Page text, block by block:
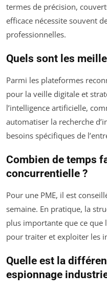
termes de précision,
efficace nécessite souvent
professionnelles.
Quels sont les
Parmi les plateformes
pour la veille digitale et
l’intelligence artificielle,
automatiser la recherche
besoins spécifiques de
Combien de temps
concurrentielle ?
Pour une PME, il est
semaine. En pratique, la
plus importante que ce
pour traiter et exploiter les
Quelle est la
espionnage